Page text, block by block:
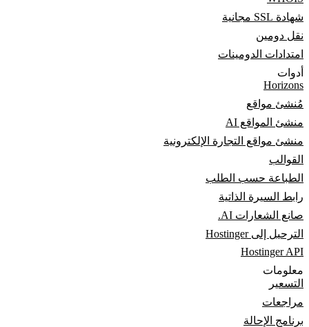
شهادة SSL مجانية
نقل دومين
امتدادات الدومينات
أدوات
Horizons
مُنشئ مواقع
منشئ المواقع AI
منشئ مواقع التجارة الإلكترونية
القوالب
الطباعة حسب الطلب
رابط السيرة الذاتية
صانع الشعارات AI.
الترحيل إلى Hostinger
Hostinger API
معلومات
التسعير
مراجعات
برنامج الإحالة